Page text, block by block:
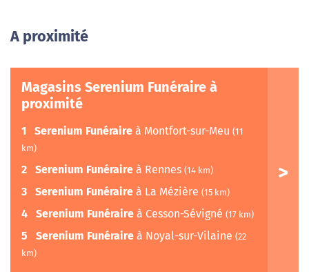
A proximité
Magasins Serenium Funéraire à
proximité
1 Serenium Funéraire à Montfort-sur-Meu (11
km)
2 Serenium Funéraire à Rennes (14 km)
3 Serenium Funéraire à La Mézière (15 km)
4 Serenium Funéraire à Cesson-Sévigné (17 km)
5 Serenium Funéraire à Noyal-sur-Vilaine (22
km)